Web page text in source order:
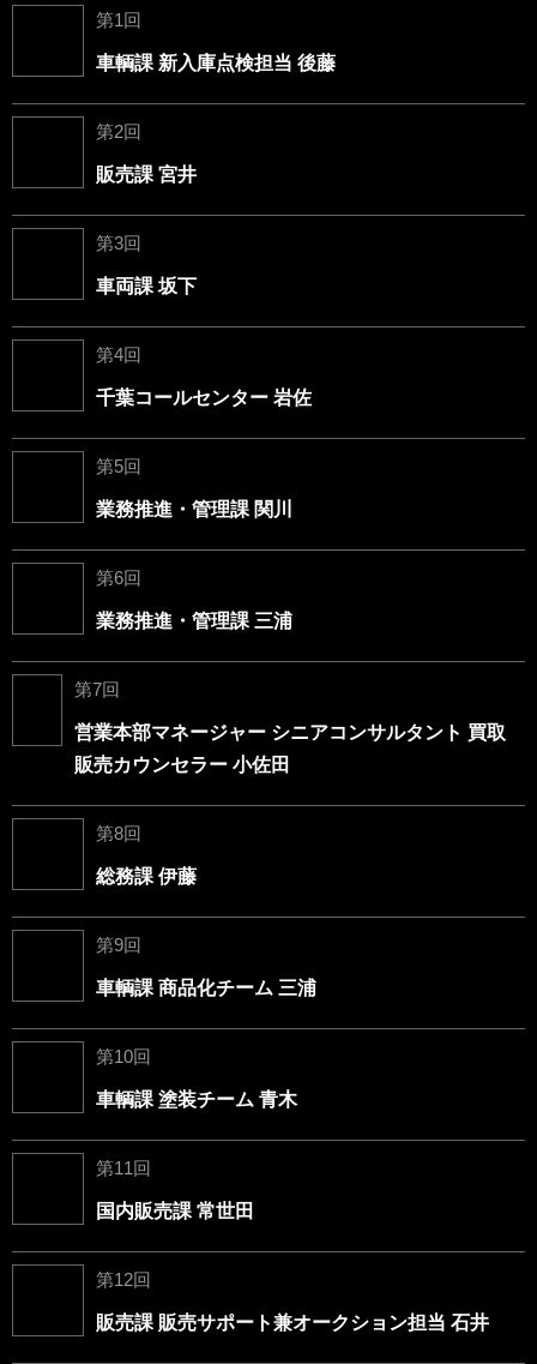
第1回
車輌課 新入庫点検担当 後藤
第2回
販売課 宮井
第3回
車両課 坂下
第4回
千葉コールセンター 岩佐
第5回
業務推進・管理課 関川
第6回
業務推進・管理課 三浦
第7回
営業本部マネージャー シニアコンサルタント 買取
販売カウンセラー 小佐田
第8回
総務課 伊藤
第9回
車輌課 商品化チーム 三浦
第10回
車輌課 塗装チーム 青木
第11回
国内販売課 常世田
第12回
販売課 販売サポート兼オークション担当 石井